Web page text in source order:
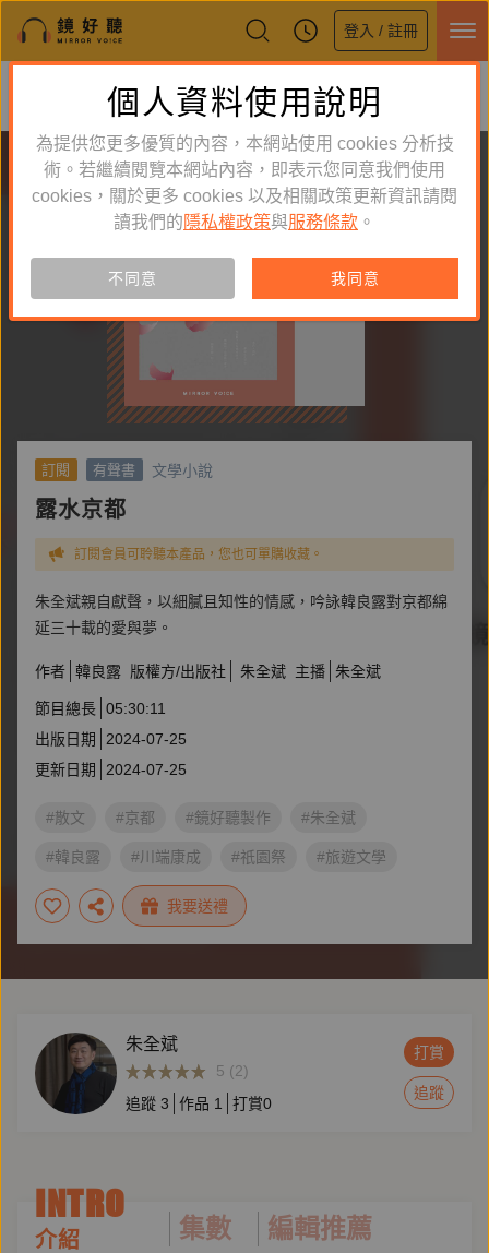
登入 / 註冊
鏡好聽全新APP上線
體驗全面升級，即刻下載
訂閱 有聲書 文學小說
露水京都
訂閱會員可聆聽本產品，您也可單購收藏。
朱全斌親自獻聲，以細膩且知性的情感，吟詠韓良露對京都綿
延三十載的愛與夢。
作者 韓良露 版權方/出版社 朱全斌 主播 朱全斌
節目總長 05:30:11
出版日期
2024-07-25
更新日期
2024-07-25
#散文 #京都 #鏡好聽製作 #朱全斌
#韓良露 #川端康成 #祇園祭 #旅遊文學
#日本文化 #古都
我要送禮
朱全斌
5 (2)
追蹤 3 作品 1 打賞0
打賞
追蹤
INTRO
介紹 集數 編輯推薦
個人資料使用說明
為提供您更多優質的內容，本網站使用 cookies 分析技
術。若繼續閱覽本網站內容，即表示您同意我們使用
cookies，關於更多 cookies 以及相關政策更新資訊請閱
讀我們的 隱私權政策與服務條款 。
不同意 我同意